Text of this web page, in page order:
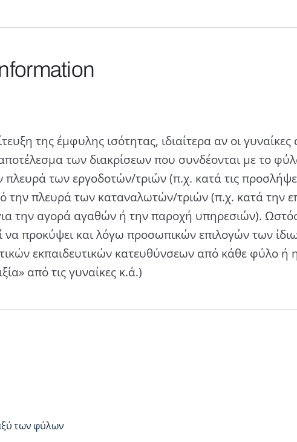
της έμφυλης ισότητας, ιδιαίτερα αν οι γυναίκες
των διακρίσεων που συνδέονται με το
των εργοδοτών/τριών (π.χ. κατά τις
πλευρά των καταναλωτών/τριών (π.χ. κατά την
την αγορά αγαθών ή την παροχή υπηρεσιών).
να προκύψει και λόγω προσωπικών επιλογών των
εκπαιδευτικών κατευθύνσεων από κάθε φύλο ή
από τις γυναίκες κ.ά.)
των φύλων